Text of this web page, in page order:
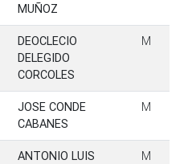
MUÑOZ
DEOCLECIO
DELEGIDO
CORCOLES
M
JOSE CONDE
CABANES
M
ANTONIO LUIS
M